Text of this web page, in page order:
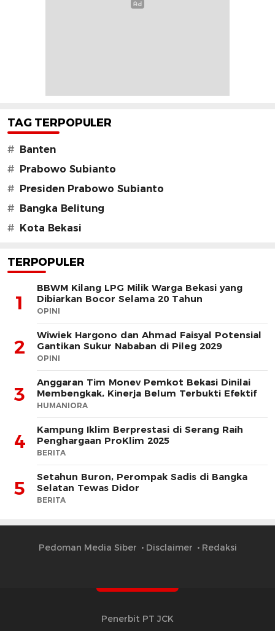
TAG TERPOPULER
# Banten
# Prabowo Subianto
# Presiden Prabowo Subianto
# Bangka Belitung
# Kota Bekasi
TERPOPULER
1
BBWM Kilang LPG Milik Warga Bekasi yang
Dibiarkan Bocor Selama 20 Tahun
OPINI
2
Wiwiek Hargono dan Ahmad Faisyal Potensial
Gantikan Sukur Nababan di Pileg 2029
OPINI
3
Anggaran Tim Monev Pemkot Bekasi Dinilai
Membengkak, Kinerja Belum Terbukti Efektif
HUMANIORA
4
Kampung Iklim Berprestasi di Serang Raih
Penghargaan ProKlim 2025
BERITA
5
Setahun Buron, Perompak Sadis di Bangka
Selatan Tewas Didor
BERITA
Pedoman Media Siber Disclaimer Redaksi
Penerbit PT JCK